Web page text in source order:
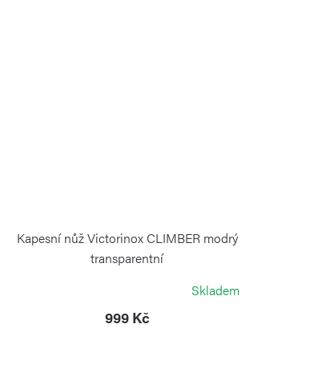
Kapesní nůž Victorinox CLIMBER modrý
transparentní
Skladem
999 Kč